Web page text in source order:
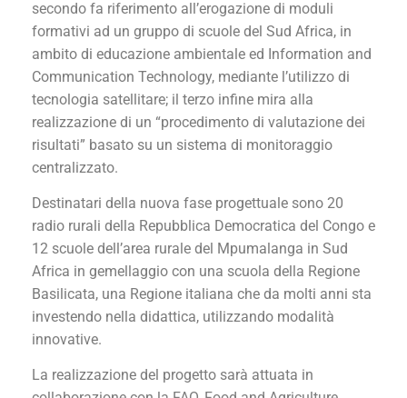
secondo fa riferimento all’erogazione di moduli
formativi ad un gruppo di scuole del Sud Africa, in
ambito di educazione ambientale ed Information and
Communication Technology, mediante l’utilizzo di
tecnologia satellitare; il terzo infine mira alla
realizzazione di un “procedimento di valutazione dei
risultati” basato su un sistema di monitoraggio
centralizzato.
Destinatari della nuova fase progettuale sono 20
radio rurali della Repubblica Democratica del Congo e
12 scuole dell’area rurale del Mpumalanga in Sud
Africa in gemellaggio con una scuola della Regione
Basilicata, una Regione italiana che da molti anni sta
investendo nella didattica, utilizzando modalità
innovative.
La realizzazione del progetto sarà attuata in